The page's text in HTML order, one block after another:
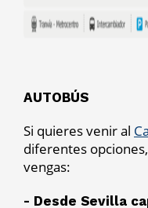
AUTOBÚS
Si quieres venir al
diferentes
vengas:
- Desde Sevilla